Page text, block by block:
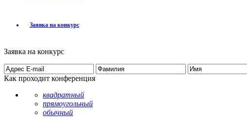
Заявка на конкурс
Заявка на конкурс
Как проходит конференция
квадратный
прямоугольный
обычный